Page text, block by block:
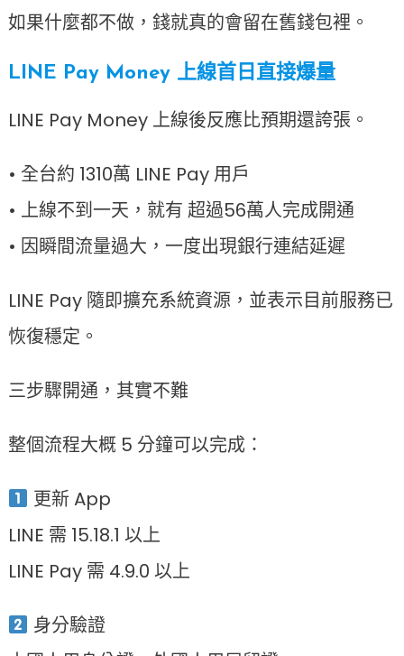
如果什麼都不做，錢就真的會留在舊錢包裡。
LINE Pay Money 上線首日直接爆量
LINE Pay Money 上線後反應比預期還誇張。
• 全台約 1310萬 LINE Pay 用戶
• 上線不到一天，就有 超過56萬人完成開通
• 因瞬間流量過大，一度出現銀行連結延遲
LINE Pay 隨即擴充系統資源，並表示目前服務已
恢復穩定。
三步驟開通，其實不難
整個流程大概 5 分鐘可以完成：
更新 App
LINE 需 15.18.1 以上
LINE Pay 需 4.9.0 以上
身分驗證